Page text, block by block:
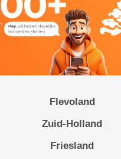
Flevoland
Zuid-Holland
Friesland